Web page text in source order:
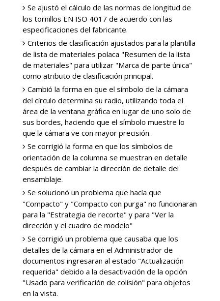
Se ajustó el cálculo de las normas de longitud de
los tornillos EN ISO 4017 de acuerdo con las
especificaciones del fabricante.
Criterios de clasificación ajustados para la plantilla
de lista de materiales polaca "Resumen de la lista
de materiales" para utilizar "Marca de parte única"
como atributo de clasificación principal.
Cambió la forma en que el símbolo de la cámara
del círculo determina su radio, utilizando toda el
área de la ventana gráfica en lugar de uno solo de
sus bordes, haciendo que el símbolo muestre lo
que la cámara ve con mayor precisión.
Se corrigió la forma en que los símbolos de
orientación de la columna se muestran en detalle
después de cambiar la dirección de detalle del
ensamblaje.
Se solucionó un problema que hacía que
"Compacto" y "Compacto con purga" no funcionaran
para la "Estrategia de recorte" y para "Ver la
dirección y el cuadro de modelo"
Se corrigió un problema que causaba que los
detalles de la cámara en el Administrador de
documentos ingresaran al estado "Actualización
requerida" debido a la desactivación de la opción
"Usado para verificación de colisión" para objetos
en la vista.